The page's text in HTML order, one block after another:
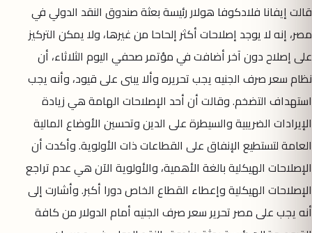
قالت إيفانا فلادكوفا هولار رئيسة بعثة صندوق النقد الدولي في
مصر، إنه لا يوجد إصلاحات أكثر إلحاحا من غيرها، ولا يمكن التركيز
على إصلاح دون آخر أضافت في مؤتمر صحفي اليوم الثلاثاء، أن
نظام سعر صرف الجنيه يجب تحريره وألا يبنى على قيود، وأنه يجب
استهداف التضخم. وقالت أن أحد الإصلاحات الهامة هي زيادة
الإيرادات الضريبية والسيطرة على الدين وتحسين الأوضاع المالية
العامة لتستطيع الإنفاق على القطاعات ذات الأولوية. وأكدت أن
الإصلاحات الهيكلية بالغة الأهمية، والأولوية الآن هي عدم تراجع
الإصلاحات الهيكلية وإعطاء القطاع الخاص دورا أكبر. وأشارت إلى
أنه يجب على مصر تحرير سعر صرف الجنيه أمام الدولار من كافة